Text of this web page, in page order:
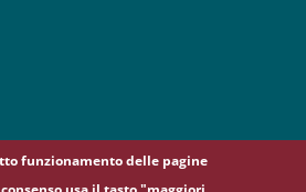
funzionamento delle pagine